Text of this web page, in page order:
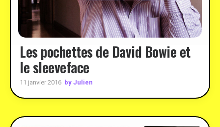
Les pochettes de David Bowie et
le sleeveface
11 janvier 2016 by Julien